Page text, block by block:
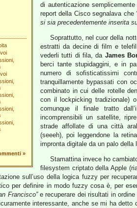
»
di autenticazione
report della Cisco segnalava che
si sia precedentemente inserita
Soprattutto, nel cuor della
estratti da decine di film e
vederli tutti di fila, da James
berci tante stupidaggini, e in
numero di sofisticatissimi
tranquillamente bypassati con
combinato in cui delle rotelle
con il lockpicking tradizionale)
comunque il finale tratto
incomprensibili un satellite,
strade affollate di una città
(seeeh), poi leggendone la
impronta digitale da un palo della
Stamattina invece ho
filesystem criptato della Apple
sull’uso della logica fuzzy per
per definire in modo fuzzy cosa è, per
Francisco”e recuperare dei risultati in
interessante, anche se mi ha detto